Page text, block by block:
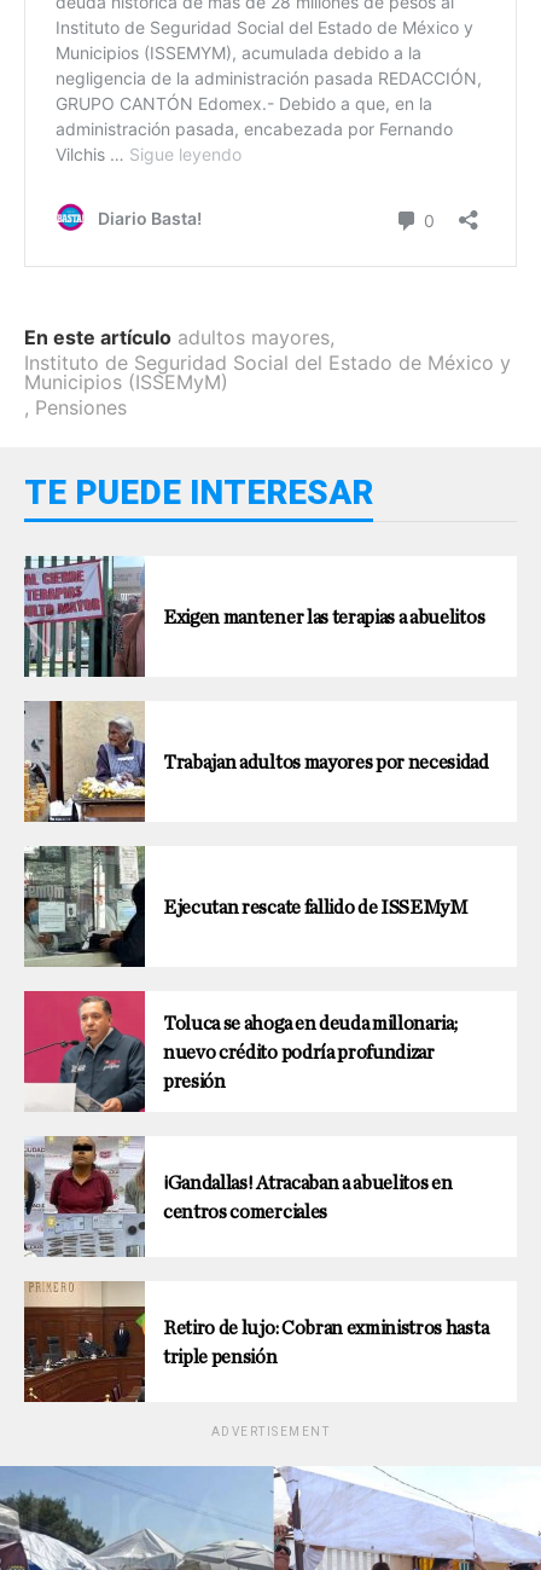
En este artículo adultos mayores,
Instituto de Seguridad Social del Estado de México y
Municipios (ISSEMyM)
, Pensiones
TE PUEDE INTERESAR
Exigen mantener las terapias a abuelitos
Trabajan adultos mayores por necesidad
Ejecutan rescate fallido de ISSEMyM
Toluca se ahoga en deuda millonaria;
nuevo crédito podría profundizar
presión
¡Gandallas! Atracaban a abuelitos en
centros comerciales
Retiro de lujo: Cobran exministros hasta
triple pensión
ADVERTISEMENT